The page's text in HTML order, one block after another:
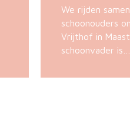
We rijden
schoonouders
Vrijthof in
schoonvader is…